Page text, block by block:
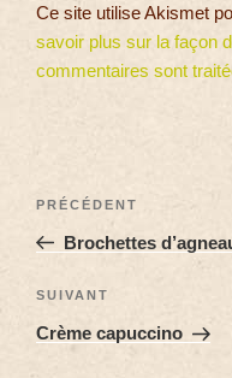
Ce site utilise Akismet
savoir plus sur la façon
commentaires sont
PRÉCÉDENT
Brochettes
SUIVANT
Crème capuccino